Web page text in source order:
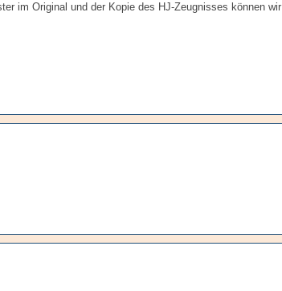
im Original und der Kopie des HJ-Zeugnisses können wir